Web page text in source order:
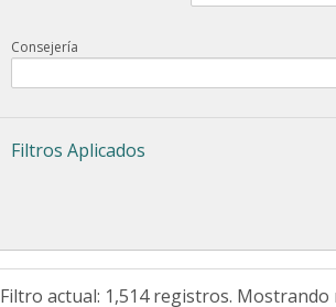
Consejería
Filtros Aplicados
Filtro actual: 1,514 registros. Mostrando